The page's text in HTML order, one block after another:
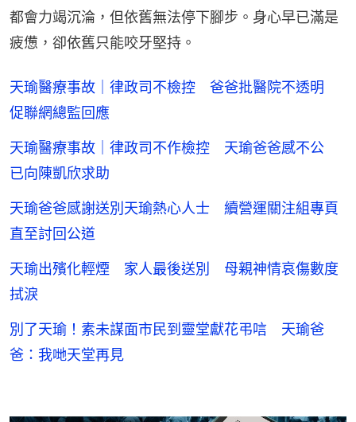
都會力竭沉淪，但依舊無法停下腳步。身心早已滿是
疲憊，卻依舊只能咬牙堅持。
天瑜醫療事故｜律政司不檢控 爸爸批醫院不透明
促聯網總監回應
天瑜醫療事故｜律政司不作檢控 天瑜爸爸感不公
已向陳凱欣求助
天瑜爸爸感謝送別天瑜熱心人士 續營運關注組專頁
直至討回公道
天瑜出殯化輕煙 家人最後送別 母親神情哀傷數度
拭淚
別了天瑜！素未謀面市民到靈堂獻花弔唁 天瑜爸
爸：我哋天堂再見